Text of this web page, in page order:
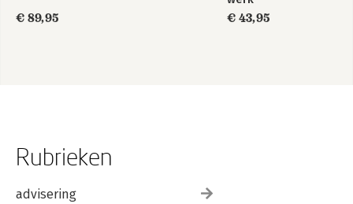
€ 89,95
€ 43,95
Rubrieken
advisering